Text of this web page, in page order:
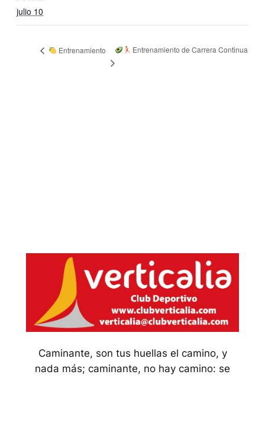
julio 10
Entrenamiento Entrenamiento de Carrera Continua
Caminante, son tus huellas el camino, y
nada más; caminante, no hay camino: se